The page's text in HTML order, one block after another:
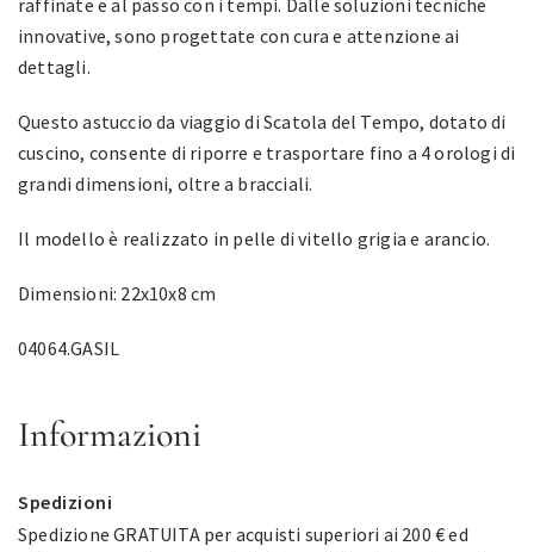
raffinate e al passo con i tempi. Dalle soluzioni tecniche
innovative, sono progettate con cura e attenzione ai
dettagli.
Questo astuccio da viaggio di Scatola del Tempo, dotato di
cuscino, consente di riporre e trasportare fino a 4 orologi di
grandi dimensioni, oltre a bracciali.
Il modello è realizzato in pelle di vitello grigia e arancio.
Dimensioni: 22x10x8 cm
04064.GASIL
Informazioni
Spedizioni
Spedizione GRATUITA per acquisti superiori ai 200 € ed